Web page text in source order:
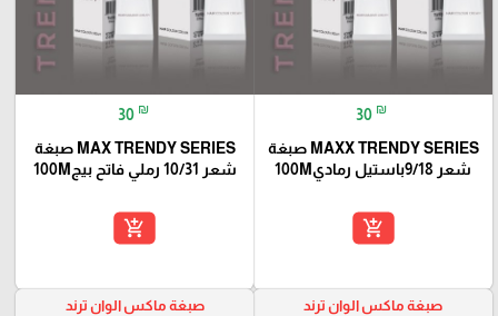
30 ₪
MAXX TRENDY SERIES صبغة
شعر 9/18باستيل رمادي100M
add_shopping_cart
30 ₪
MAX TRENDY SERIES صبغة
شعر 10/31 رملي فاتح بيج100M
add_shopping_cart
صبغة ماكس الوان ترند صبغة ماكس الوان ترند